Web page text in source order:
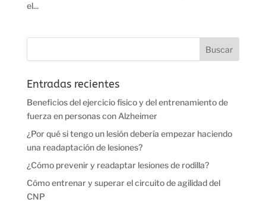
el...
Entradas recientes
Beneficios del ejercicio físico y del entrenamiento de
fuerza en personas con Alzheimer
¿Por qué si tengo un lesión debería empezar haciendo
una readaptación de lesiones?
¿Cómo prevenir y readaptar lesiones de rodilla?
Cómo entrenar y superar el circuito de agilidad del
CNP